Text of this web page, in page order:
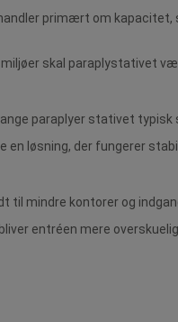
primært om
miljøer skal paraplystativet
paraplyer stativet
løsning, der fungerer
til mindre kontorer og
entréen mere